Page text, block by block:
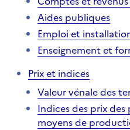
Aides publiques
Emploi et
Enseignement et
Prix et indices
Valeur vénale des
Indices des prix
moyens de